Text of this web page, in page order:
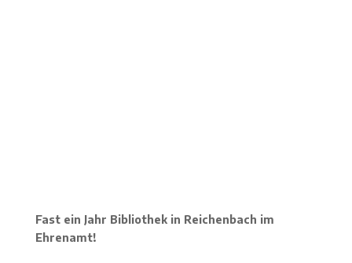
Fast ein Jahr Bibliothek in Reichenbach im
Ehrenamt!